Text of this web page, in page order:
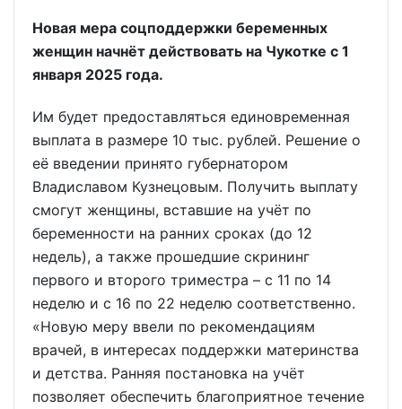
Новая мера соцподдержки беременных
женщин начнёт действовать на Чукотке с 1
января 2025 года.
Им будет предоставляться единовременная
выплата в размере 10 тыс. рублей. Решение о
её введении принято губернатором
Владиславом Кузнецовым. Получить выплату
смогут женщины, вставшие на учёт по
беременности на ранних сроках (до 12
недель), а также прошедшие скрининг
первого и второго триместра – с 11 по 14
неделю и с 16 по 22 неделю соответственно.
«Новую меру ввели по рекомендациям
врачей, в интересах поддержки материнства
и детства. Ранняя постановка на учёт
позволяет обеспечить благоприятное течение